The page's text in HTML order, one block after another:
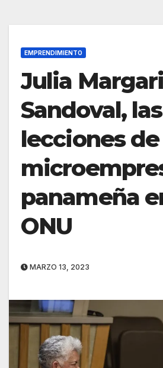
EMPRENDIMIENTO
Julia
Sandoval, las
lecciones
panameña
ONU
MARZO 13, 2023